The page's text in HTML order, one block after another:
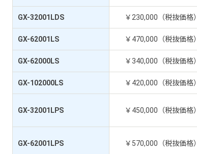
GX-32001LDS ￥230,000（税抜価格）
GX-62001LS ￥470,000（税抜価格）
GX-62000LS ￥340,000（税抜価格）
GX-102000LS ￥420,000（税抜価格）
GX-32001LPS ￥450,000（税抜価格）
GX-62001LPS ￥570,000（税抜価格）